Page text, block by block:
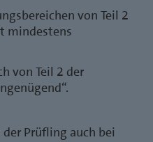
von Teil 2
mindestens
von Teil 2 der
Prüfling auch bei